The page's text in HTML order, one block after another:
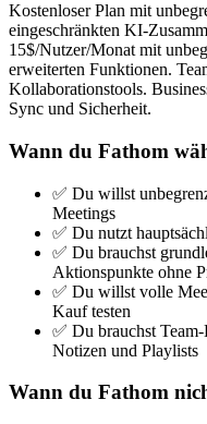
Kostenloser Plan mit
eingeschränkten KI-
15$/Nutzer/Monat mit
erweiterten Funktionen.
Kollaborationstools.
Sync und Sicherheit.
Wann du Fathom
✅ Du willst
Meetings
✅ Du nutzt
✅ Du brauchst
Aktionspunkte ohne
✅ Du willst volle
Kauf testen
✅ Du brauchst
Notizen und Playlists
Wann du Fathom